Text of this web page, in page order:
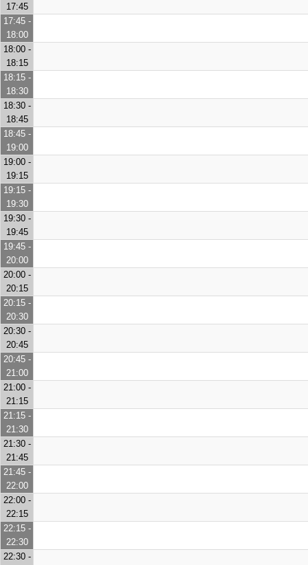
17:45
17:45 -
18:00
18:00 -
18:15
18:15 -
18:30
18:30 -
18:45
18:45 -
19:00
19:00 -
19:15
19:15 -
19:30
19:30 -
19:45
19:45 -
20:00
20:00 -
20:15
20:15 -
20:30
20:30 -
20:45
20:45 -
21:00
21:00 -
21:15
21:15 -
21:30
21:30 -
21:45
21:45 -
22:00
22:00 -
22:15
22:15 -
22:30
22:30 -